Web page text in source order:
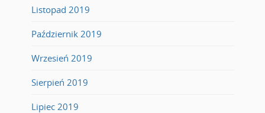
Listopad 2019
Październik 2019
Wrzesień 2019
Sierpień 2019
Lipiec 2019